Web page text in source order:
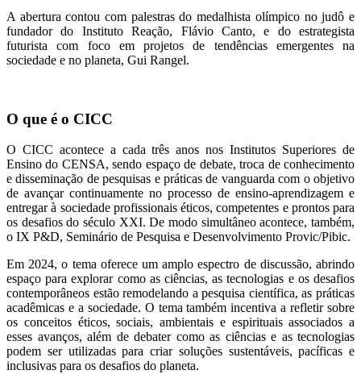
A abertura contou com palestras do medalhista olímpico no judô e
fundador do Instituto Reação, Flávio Canto, e do estrategista
futurista com foco em projetos de tendências emergentes na
sociedade e no planeta, Gui Rangel.
O que é o CICC
O CICC acontece a cada três anos nos Institutos Superiores de
Ensino do CENSA, sendo espaço de debate, troca de conhecimento
e disseminação de pesquisas e práticas de vanguarda com o objetivo
de avançar continuamente no processo de ensino-aprendizagem e
entregar à sociedade profissionais éticos, competentes e prontos para
os desafios do século XXI. De modo simultâneo acontece, também,
o IX P&D, Seminário de Pesquisa e Desenvolvimento Provic/Pibic.
Em 2024, o tema oferece um amplo espectro de discussão, abrindo
espaço para explorar como as ciências, as tecnologias e os desafios
contemporâneos estão remodelando a pesquisa científica, as práticas
acadêmicas e a sociedade. O tema também incentiva a refletir sobre
os conceitos éticos, sociais, ambientais e espirituais associados a
esses avanços, além de debater como as ciências e as tecnologias
podem ser utilizadas para criar soluções sustentáveis, pacíficas e
inclusivas para os desafios do planeta.